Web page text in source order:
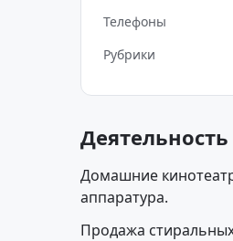
Телефоны
Рубрики
Деятельность
Домашние
аппаратура.
Продажа